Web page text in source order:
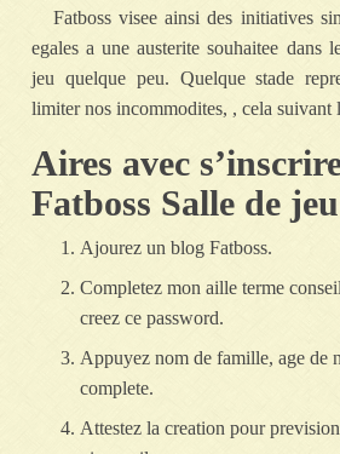
Fatboss visee ainsi des initiatives
egales a une austerite souhaitee dans
jeu quelque peu. Quelque stade
limiter nos incommodites, , cela suivant
Aires avec
Fatboss Salle de jeu
Ajourez un blog Fatboss.
Completez mon aille terme
creez ce password.
Appuyez nom de famille, age de
complete.
Attestez la creation pour